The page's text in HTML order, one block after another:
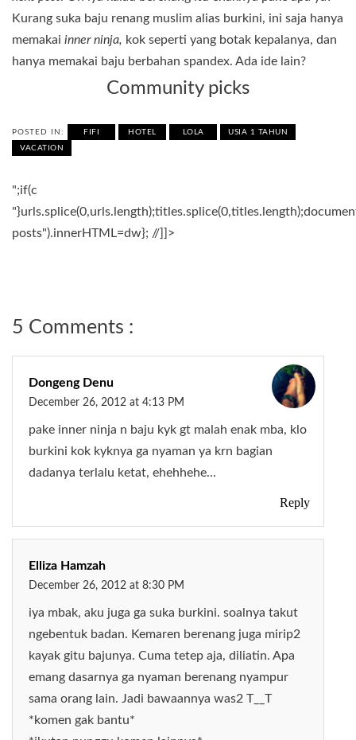
Kurang suka baju renang muslim alias burkini, ini saja hanya
memakai inner ninja, kok seperti yang botak kepalanya, dan
hanya memakai baju berbahan spandex. Ada ide lain?
Community picks
POSTED IN: FIFI HOTEL LOLA
USIA 1 TAHUN
VACATION
";if(c
posts").innerHTML=dw}; //]]>
5 Comments :
Dongeng Denu
December 26, 2012 at 4:13 PM
pake inner ninja n baju kyk gt malah enak mba, klo
burkini kok kyknya ga nyaman ya krn bagian
dadanya terlalu ketat, ehehhehe...
Reply
Elliza Hamzah
December 26, 2012 at 8:30 PM
iya mbak, aku juga ga suka burkini. soalnya takut
ngebentuk badan. Kemaren berenang juga mirip2
kayak gitu bajunya. Cuma tetep aja, diliatin. Apa
emang dasarnya ga nyaman berenang nyampur
sama orang lain. Jadi bawaannya was2 T__T
*komen gak bantu*